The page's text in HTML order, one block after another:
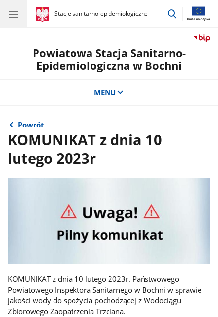
gov.pl
Stacje sanitarno-epidemiologiczne
gov.pl
Stacje
przejdź
Powiatowa Stacja Sanitarno-
Epidemiologiczna w Bochni
MENU
Powrót
KOMUNIKAT z dnia 10
lutego 2023r
KOMUNIKAT z dnia 10 lutego 2023r. Państwowego
Powiatowego Inspektora Sanitarnego w Bochni w sprawie
jakości wody do spożycia pochodzącej z Wodociągu
Zbiorowego Zaopatrzenia Trzciana.